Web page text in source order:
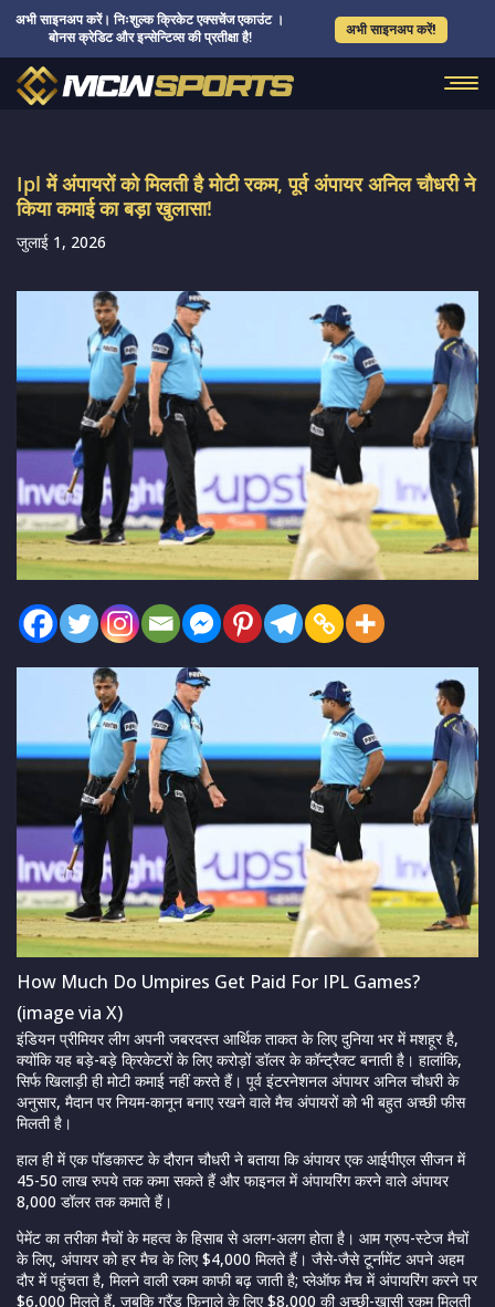
अभी साइनअप करें। निःशुल्क क्रिकेट एक्सचेंज एकाउंट ।
बोनस क्रेडिट और इन्सेन्टिव्स की प्रतीक्षा है!
अभी साइनअप करें!
Ipl में अंपायरों को मिलती है मोटी रकम, पूर्व अंपायर अनिल चौधरी ने
किया कमाई का बड़ा खुलासा!
जुलाई 1, 2026
How Much Do Umpires Get Paid For IPL Games?
(image via X)
इंडियन प्रीमियर लीग अपनी जबरदस्त आर्थिक ताकत के लिए दुनिया भर में मशहूर है,
क्योंकि यह बड़े-बड़े क्रिकेटरों के लिए करोड़ों डॉलर के कॉन्ट्रैक्ट बनाती है। हालांकि,
सिर्फ खिलाड़ी ही मोटी कमाई नहीं करते हैं। पूर्व इंटरनेशनल अंपायर अनिल चौधरी के
अनुसार, मैदान पर नियम-कानून बनाए रखने वाले मैच अंपायरों को भी बहुत अच्छी फीस
मिलती है।
हाल ही में एक पॉडकास्ट के दौरान चौधरी ने बताया कि अंपायर एक आईपीएल सीजन में
45-50 लाख रुपये तक कमा सकते हैं और फाइनल में अंपायरिंग करने वाले अंपायर
8,000 डॉलर तक कमाते हैं।
पेमेंट का तरीका मैचों के महत्व के हिसाब से अलग-अलग होता है। आम ग्रुप-स्टेज मैचों
के लिए, अंपायर को हर मैच के लिए $4,000 मिलते हैं। जैसे-जैसे टूर्नामेंट अपने अहम
दौर में पहुंचता है, मिलने वाली रकम काफी बढ़ जाती है; प्लेऑफ मैच में अंपायरिंग करने पर
$6,000 मिलते हैं, जबकि ग्रैंड फिनाले के लिए $8,000 की अच्छी-खासी रकम मिलती